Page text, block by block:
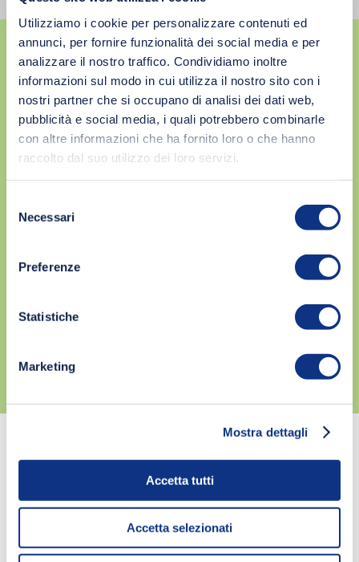
Utilizziamo i cookie per personalizzare contenuti ed
annunci, per fornire funzionalità dei social media e per
analizzare il nostro traffico. Condividiamo inoltre
informazioni sul modo in cui utilizza il nostro sito con i
nostri partner che si occupano di analisi dei dati web,
pubblicità e social media, i quali potrebbero combinarle
con altre informazioni che ha fornito loro o che hanno
raccolto dal suo utilizzo dei loro servizi.
delNecessari
Preferenze
Statistiche
Marketing
Mostra dettagli
Accetta tutti
Accetta selezionati
Vuoi essere il primo
a conoscere le novità
Biffi?